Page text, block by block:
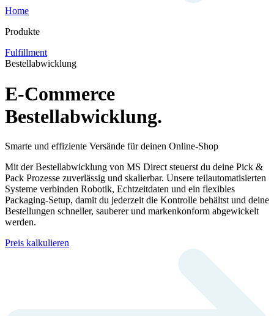
Home
Produkte
Fulfillment
Bestellabwicklung
E-Commerce
Bestellabwicklung.
Smarte und effiziente Versände für deinen Online-Shop
Mit der Bestellabwicklung von MS Direct steuerst du deine Pick &
Pack Prozesse zuverlässig und skalierbar. Unsere teilautomatisierten
Systeme verbinden Robotik, Echtzeitdaten und ein flexibles
Packaging-Setup, damit du jederzeit die Kontrolle behältst und deine
Bestellungen schneller, sauberer und markenkonform abgewickelt
werden.
Preis kalkulieren